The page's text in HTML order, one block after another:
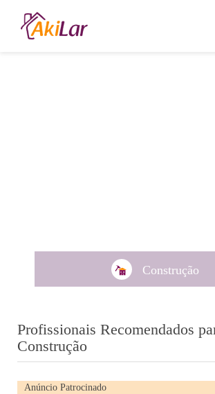
Construção
Profissionais Recomendados
Construção
Anúncio Patrocinado